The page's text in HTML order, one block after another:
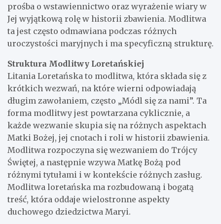
prośba o wstawiennictwo oraz wyrażenie wiary w
Jej wyjątkową rolę w historii zbawienia. Modlitwa
ta jest często odmawiana podczas różnych
uroczystości maryjnych i ma specyficzną strukturę.
Struktura Modlitwy Loretańskiej
Litania Loretańska to modlitwa, która składa się z
krótkich wezwań, na które wierni odpowiadają
długim zawołaniem, często „Módl się za nami”. Ta
forma modlitwy jest powtarzana cyklicznie, a
każde wezwanie skupia się na różnych aspektach
Matki Bożej, jej cnotach i roli w historii zbawienia.
Modlitwa rozpoczyna się wezwaniem do Trójcy
Świętej, a następnie wzywa Matkę Bożą pod
różnymi tytułami i w kontekście różnych zasług.
Modlitwa loretańska ma rozbudowaną i bogatą
treść, która oddaje wielostronne aspekty
duchowego dziedzictwa Maryi.